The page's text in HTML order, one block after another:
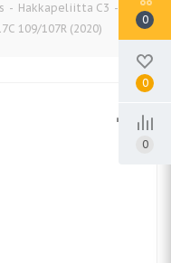
- Hakkapeliitta C3 -
109/107R (2020)
0
0
0